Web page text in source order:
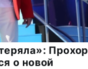
Прохор
о новой